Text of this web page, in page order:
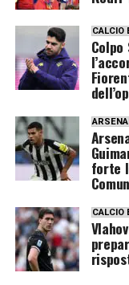
CALCIO
forte
CALCIO